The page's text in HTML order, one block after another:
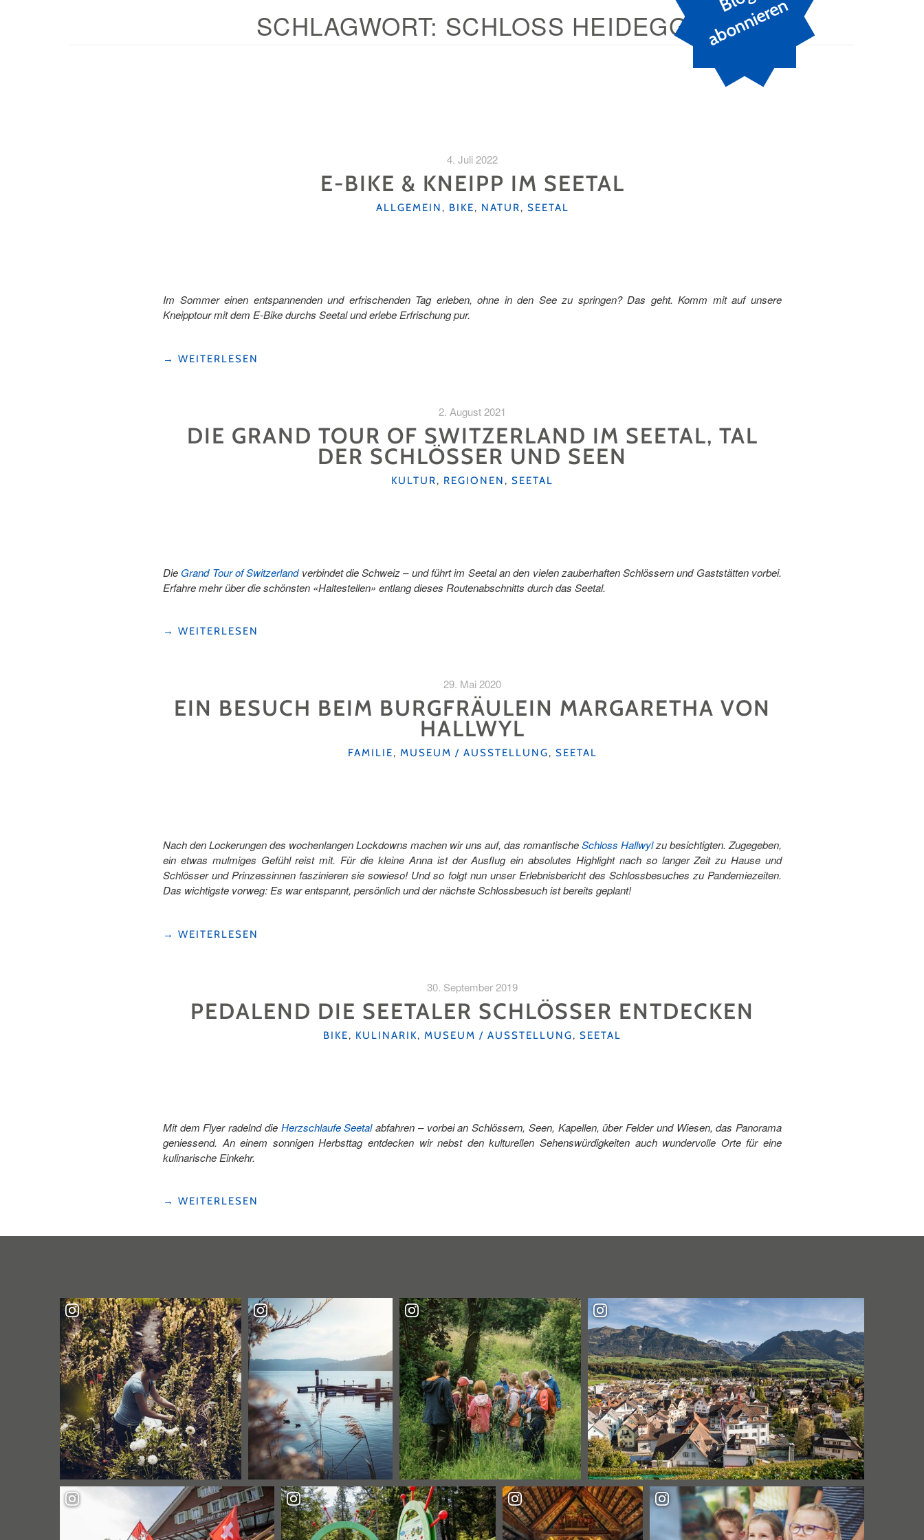
n
SCHLAGWORT: SCHLOSS HEIDEGG
4. Juli 2022
E-BIKE & KNEIPP IM SEETAL
KATEGORIEN
ALLGEMEIN, BIKE, NATUR, SEETAL
Im Sommer einen entspannenden und erfrischenden Tag erleben, ohne in den See zu springen? Das geht. Komm mit auf unsere
Kneipptour mit dem E-Bike durchs Seetal und erlebe Erfrischung pur.
"E-
SEETAL"
→ WEITERLESEN
2. August 2021
DIE GRAND TOUR OF SWITZERLAND IM SEETAL, TAL
DER SCHLÖSSER UND SEEN
KATEGORIEN
KULTUR, REGIONEN , SEETAL
Die Grand Tour of Switzerlandverbindet die Schweiz – und führt im Seetal an den vielen zauberhaften Schlössern und Gaststätten vorbei.
Erfahre mehr über die schönsten «Haltestellen» entlang dieses Routenabschnitts durch das Seetal.
"DIE
IM
SEETAL,
→ WEITERLESEN
29. Mai 2020
EIN BESUCH BEIM BURGFRÄULEIN MARGARETHA VON
HALLWYL
KATEGORIEN
FAMILIE, MUSEUM / AUSSTELLUNG, SEETAL
Nach den Lockerungen des wochenlangen Lockdowns machen wir uns auf, das romantischeSchloss Hallwylzu besichtigten. Zugegeben,
ein etwas mulmiges Gefühl reist mit. Für die kleine Anna ist der Ausflug ein absolutes Highlight nach so langer Zeit zu Hause und
Schlösser und Prinzessinnen faszinieren sie sowieso! Und so folgt nun unser Erlebnisbericht des Schlossbesuches zu Pandemiezeiten.
Das wichtigste vorweg: Es war entspannt, persönlich und der nächste Schlossbesuch ist bereits geplant!
"EIN
HALLWYL"
→ WEITERLESEN
30. September 2019
PEDALEND DIE SEETALER SCHLÖSSER ENTDECKEN
KATEGORIEN
BIKE, KULINARIK, MUSEUM / AUSSTELLUNG, SEETAL
Mit dem Flyer radelnd die Herzschlaufe Seetalabfahren – vorbei an Schlössern, Seen, Kapellen, über Felder und Wiesen, das Panorama
geniessend. An einem sonnigen Herbsttag entdecken wir nebst den kulturellen Sehenswürdigkeiten auch wundervolle Orte für eine
kulinarische Einkehr.
"PEDALEND
→ WEITERLESEN